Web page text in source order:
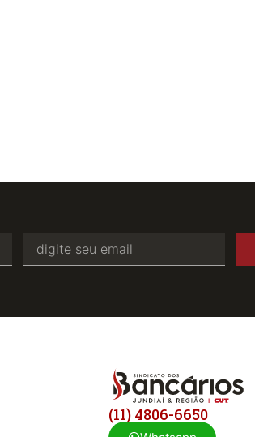
(11) 4806-6650